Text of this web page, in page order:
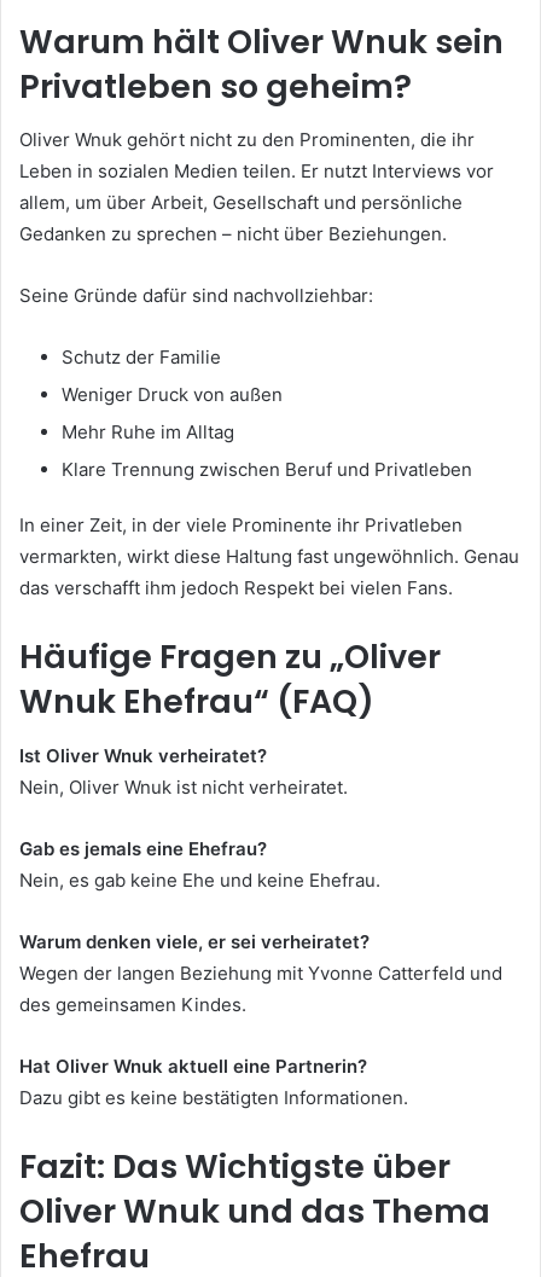
Warum hält Oliver Wnuk sein
Privatleben so geheim?
Oliver Wnuk gehört nicht zu den Prominenten, die ihr
Leben in sozialen Medien teilen. Er nutzt Interviews vor
allem, um über Arbeit, Gesellschaft und persönliche
Gedanken zu sprechen – nicht über Beziehungen.
Seine Gründe dafür sind nachvollziehbar:
Schutz der Familie
Weniger Druck von außen
Mehr Ruhe im Alltag
Klare Trennung zwischen Beruf und Privatleben
In einer Zeit, in der viele Prominente ihr Privatleben
vermarkten, wirkt diese Haltung fast ungewöhnlich. Genau
das verschafft ihm jedoch Respekt bei vielen Fans.
Häufige Fragen zu „Oliver
Wnuk Ehefrau“ (FAQ)
Ist Oliver Wnuk verheiratet?
Nein, Oliver Wnuk ist nicht verheiratet.
Gab es jemals eine Ehefrau?
Nein, es gab keine Ehe und keine Ehefrau.
Warum denken viele, er sei verheiratet?
Wegen der langen Beziehung mit Yvonne Catterfeld und
des gemeinsamen Kindes.
Hat Oliver Wnuk aktuell eine Partnerin?
Dazu gibt es keine bestätigten Informationen.
Fazit: Das Wichtigste über
Oliver Wnuk und das Thema
Ehefrau